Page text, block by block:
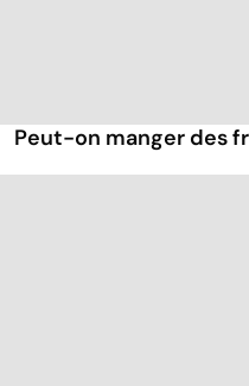
Peut-on manger des